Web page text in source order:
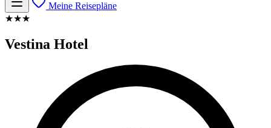
Meine Reisepläne
★★★
Vestina Hotel